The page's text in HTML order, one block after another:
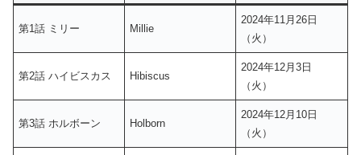
第1話 ミリー Millie
2024年11月26日
（火）
第2話 ハイビスカス Hibiscus
2024年12月3日
（火）
第3話 ホルボーン Holborn
2024年12月10日
（火）